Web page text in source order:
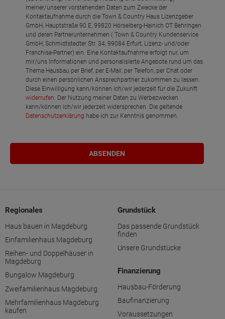
meiner/unserer vorstehenden Daten zum Zwecke der
Kontaktaufnahme durch die Town & Country Haus Lizenzgeber
GmbH, Hauptstraße 90 E, 99820 Hörselberg-Hainich OT Behringen
und deren Partnerunternehmen ( Town & Country Kundenservice
GmbH, Schmidtstedter Str. 34, 99084 Erfurt, Lizenz- und/oder
Franchise-Partner) ein. Eine Kontaktaufnahme erfolgt nur, um
mir/uns Informationen und personalisierte Angebote rund um das
Thema Hausbau per Brief, per E-Mail, per Telefon, per Chat oder
durch einen persönlichen Ansprechpartner zukommen zu lassen.
Diese Einwilligung kann/können ich/wir jederzeit für die Zukunft
widerrufen . Der Nutzung meiner Daten zu Werbezwecken
kann/können ich/wir jederzeit widersprechen. Die geltende
Datenschutzerklärung habe ich zur Kenntnis genommen.
Regionales
Haus bauen in Magdeburg
Einfamilienhaus Magdeburg
Reihen- und Doppelhäuser in
Magdeburg
Bungalow Magdeburg
Zweifamilienhaus Magdeburg
Mehrfamilienhaus Magdeburg
kaufen
Grundstück
Das passende Grundstück
finden
Unsere Grundstücke
Finanzierung
Hausbau-Förderung
Baufinanzierung
Voraussetzungen